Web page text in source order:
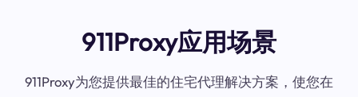
911Proxy应用场景
911Proxy为您提供最佳的住宅代理解决方案，使您在